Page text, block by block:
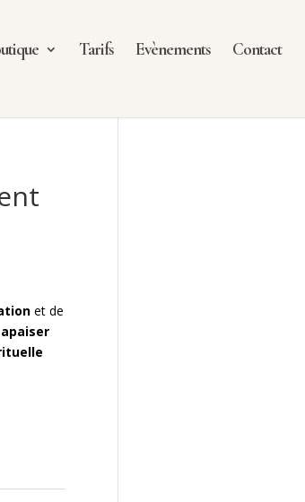
Tarifs Evènements Contact
et de
apaiser